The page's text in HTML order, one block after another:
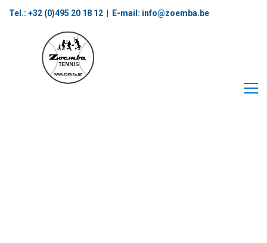
Tel.: +32 (0)495 20 18 12‬ | E-mail: info@zoemba.be